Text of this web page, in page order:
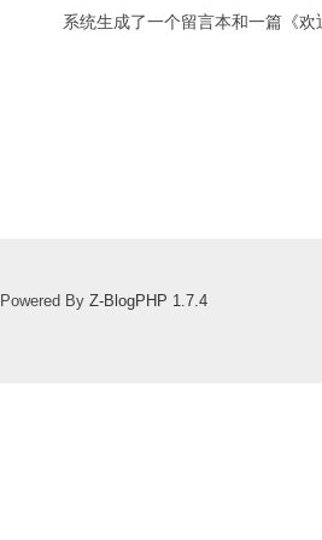
系统生成了一个留言本和一篇《
Powered By Z-BlogPHP 1.7.4